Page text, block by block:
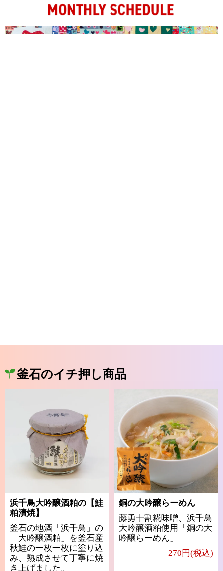
釜石のイチ押し商品
浜千鳥大吟醸酒粕の【鮭
粕漬焼】
釜石の地酒「浜千鳥」の
「大吟醸酒粕」を釜石産
秋鮭の一枚一枚に塗り込
み、熟成させて丁寧に焼
き上げました。
銅の大吟醸らーめん
藤勇十割糀味噌、浜千鳥
大吟醸酒粕使用「銅の大
吟醸らーめん」
270円(税込)